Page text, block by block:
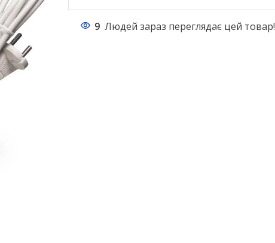
9 Людей зараз переглядає цей товар!